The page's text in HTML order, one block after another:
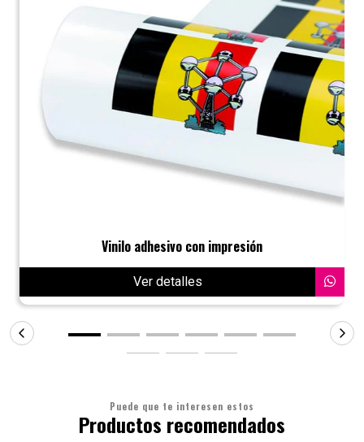
Vinilo adhesivo con impresión
Ver detalles
Puede que te interesen estos
Productos recomendados